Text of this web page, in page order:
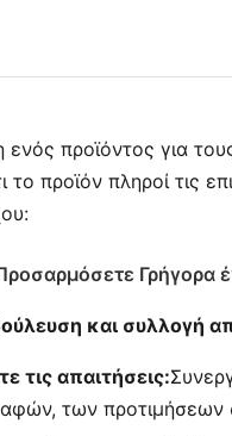
ενός προϊόντος για
το προϊόν πληροί τις
Γρήγορα
και συλλογή
τις απαιτήσεις:
των